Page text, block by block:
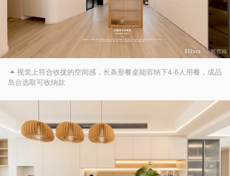
 视觉上符合收拢的空间感，长条形餐桌能容纳下4-6人用餐，成品
岛台选取可收纳款